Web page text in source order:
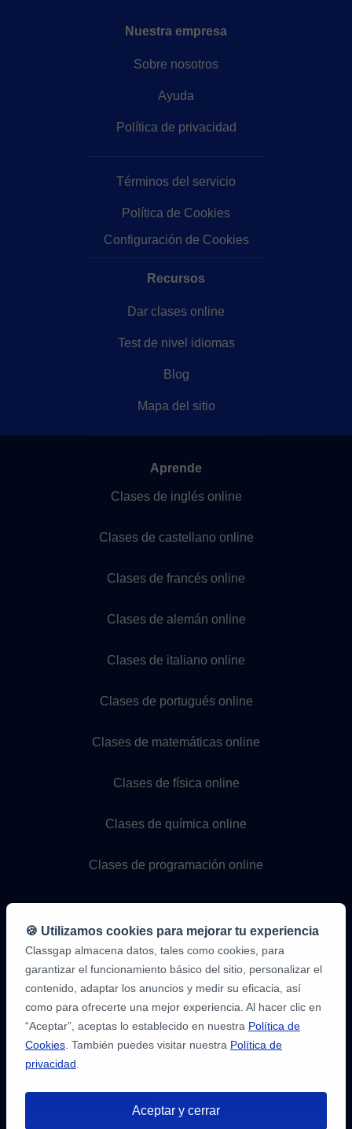
Nuestra empresa
Sobre nosotros
Ayuda
Política de privacidad
Términos del servicio
Política de Cookies
Configuración de Cookies
Recursos
Dar clases online
Test de nivel idiomas
Blog
Mapa del sitio
Aprende
Clases de inglés online
Clases de castellano online
Clases de francés online
Clases de alemán online
Clases de italiano online
Clases de portugués online
Clases de matemáticas online
Clases de física online
Clases de química online
Clases de programación online
9,6/10
1,339,284
opiniones
verificadas.com
🍪 Utilizamos cookies para mejorar tu experiencia
Classgap almacena datos, tales como cookies, para
garantizar el funcionamiento básico del sitio, personalizar el
contenido, adaptar los anuncios y medir su eficacia, así
como para ofrecerte una mejor experiencia. Al hacer clic en
“Aceptar”, aceptas lo establecido en nuestra Política de
Cookies . También puedes visitar nuestra Política de
privacidad
Aceptar y cerrar